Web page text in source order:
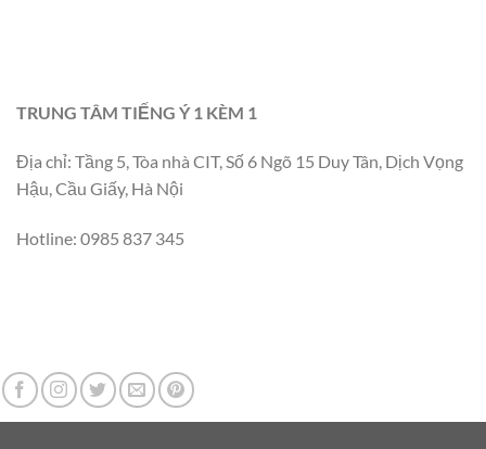
TRUNG TÂM TIẾNG Ý 1 KÈM 1
Địa chỉ: Tầng 5, Tòa nhà CIT, Số 6 Ngõ 15 Duy Tân, Dịch Vọng
Hậu, Cầu Giấy, Hà Nội
Hotline: 0985 837 345